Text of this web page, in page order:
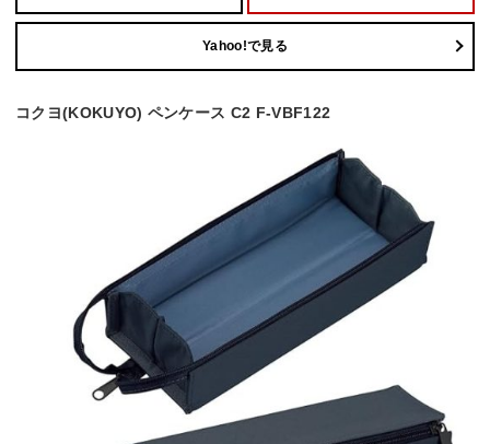
Yahoo!で見る
コクヨ(KOKUYO) ペンケース C2 F-VBF122